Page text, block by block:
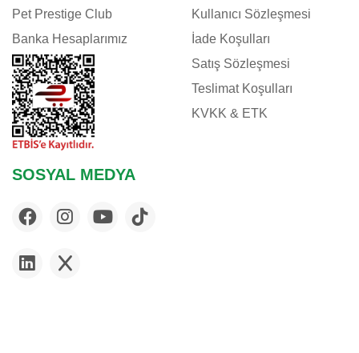
Pet Prestige Club
Banka Hesaplarımız
Kullanıcı Sözleşmesi
İade Koşulları
Satış Sözleşmesi
Teslimat Koşulları
KVKK & ETK
SOSYAL MEDYA